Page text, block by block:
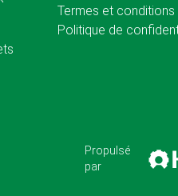
Termes et conditions
Politique de
Propulsé
par